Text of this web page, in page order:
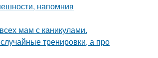
напомнив
мам с каникулами.
тренировки, а про